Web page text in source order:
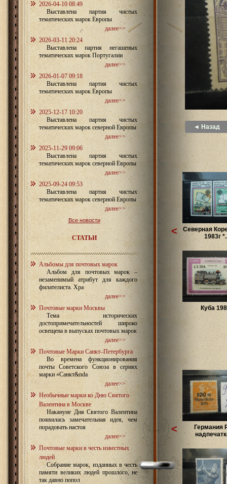
2026-04-10 08:49
Выставлена партия чистых
тематических марок Европы
далее>>
2026-03-11 20:24
Выставлена партия негашеных
тематических марок Португалии
далее>>
2026-01-07 09:18
Выставлена партия чистых
тематических марок Европы
далее>>
2025-12-17 10:20
Выставлена партия чистых
тематических марок северной Европы
далее>>
2025-11-29 09:06
Выставлена партия чистых
тематических марок северной Европы
далее>>
2025-09-24 09:53
Выставлена партия чистых
тематических марок северной Европы
далее>>
Все новости
СТАТЬИ
Альбомы для почтовых марок
Альбом для почтовых марок –
незаменимый атрибут для каждого
филателиста. Хра
далее>>
Почтовые марки Москвы
Тема исторических
достопримечательностей широко
освещена в выпусках почтовых марок
далее>>
Почтовые Марки Санкт–Петербурга
Во времена функционирования
почты Советского Союза в сериях
марки «Санкт&nda
далее>>
Необычные марки ко Дню Святого
Валентина в Москве
Накануне Дня Святого Валентина
появилась замечательная идея, чем
порадовать настоя
далее>>
Почтовые марки в честь известных
людей
Собрание марок, изданных в честь
памяти великих людей прошлого, не
так давно попол
◄ Назад
Северная
1983г
Куба
<
Германия
<